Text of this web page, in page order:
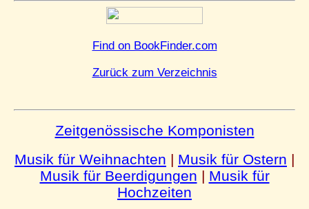
Find on BookFinder.com
Zurück zum Verzeichnis
Zeitgenössische Komponisten
Musik für Weihnachten | Musik für Ostern |
Musik für Beerdigungen | Musik für
Hochzeiten